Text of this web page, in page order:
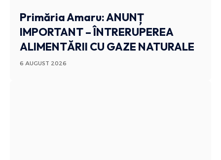
Primăria Amaru: ANUNȚ
IMPORTANT – ÎNTRERUPEREA
ALIMENTĂRII CU GAZE NATURALE
6 AUGUST 2026